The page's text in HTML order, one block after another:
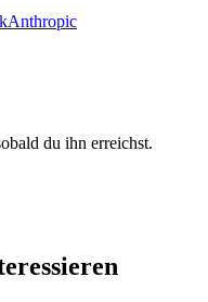
Anthropic
du ihn erreichst.